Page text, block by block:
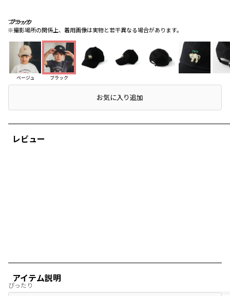
ブラック
※撮影場所の関係上、着用画像は実物と若干異なる場合があります。
ブラック
ブラック
ベージュ ブラック
レビュー
ぴったり
お気に入り追加
アイテム説明